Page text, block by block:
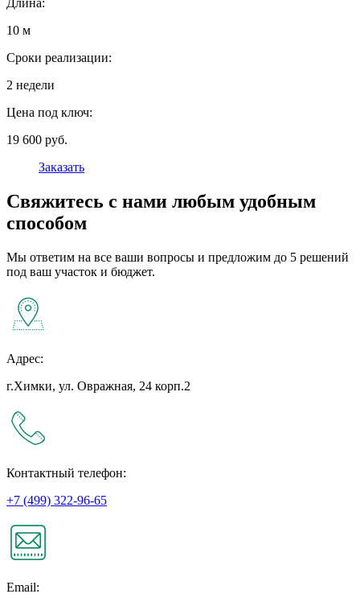
Длина:
10 м
Сроки реализации:
2 недели
Цена под ключ:
19 600 руб.
Заказать
Свяжитесь с нами любым удобным
способом
Мы ответим на все ваши вопросы и предложим до 5 решений
под ваш участок и бюджет.
Адрес:
г.Химки, ул. Овражная, 24 корп.2
Контактный телефон:
+7 (499) 322-96-65
Email: